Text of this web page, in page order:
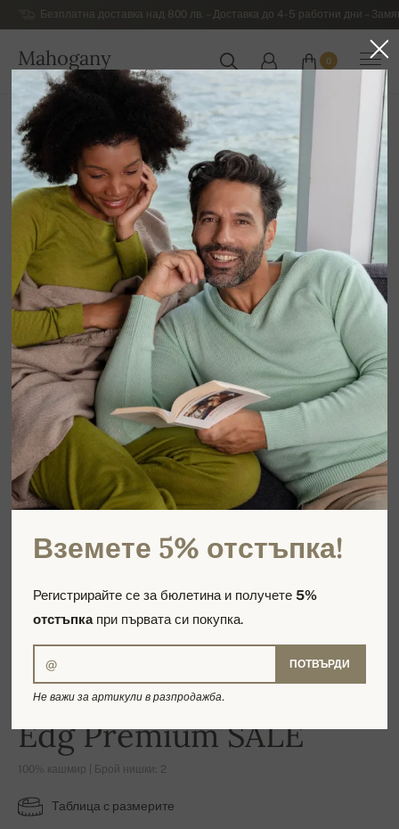
Безплатна доставка над 800 лв. – Доставка до 4-5 работни дни –
Mahogany
БЪЛГАРИЯ
0
Начална страница Разпродажба
-15%
Edg Premium SALE
100% кашмир | Брой нишки: 2
Таблица с размерите
Вземете 5% отстъпка!
Регистрирайте се за бюлетина и получете5%
отстъпкапри първата си покупка.
ПОТВЪРДИ
Не важи за артикули в разпродажба.